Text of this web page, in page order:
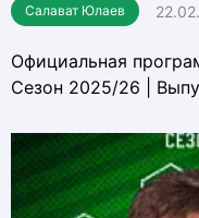
Салават Юлаев
Официальная
Сезон 2025/26 |